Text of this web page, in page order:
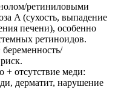
ретиниловыми
A (сухость, выпадение
печени), особенно
ретиноидов.
+ отсутствие меди:
дерматит, нарушение